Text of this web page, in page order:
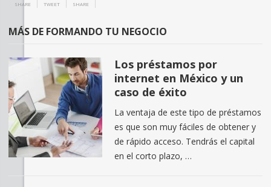
SHARE TWEET SHARE
MÁS DE FORMANDO TU NEGOCIO
Los préstamos por
internet en México y un
caso de éxito
La ventaja de este tipo de préstamos
es que son muy fáciles de obtener y
de rápido acceso. Tendrás el capital
en el corto plazo, …